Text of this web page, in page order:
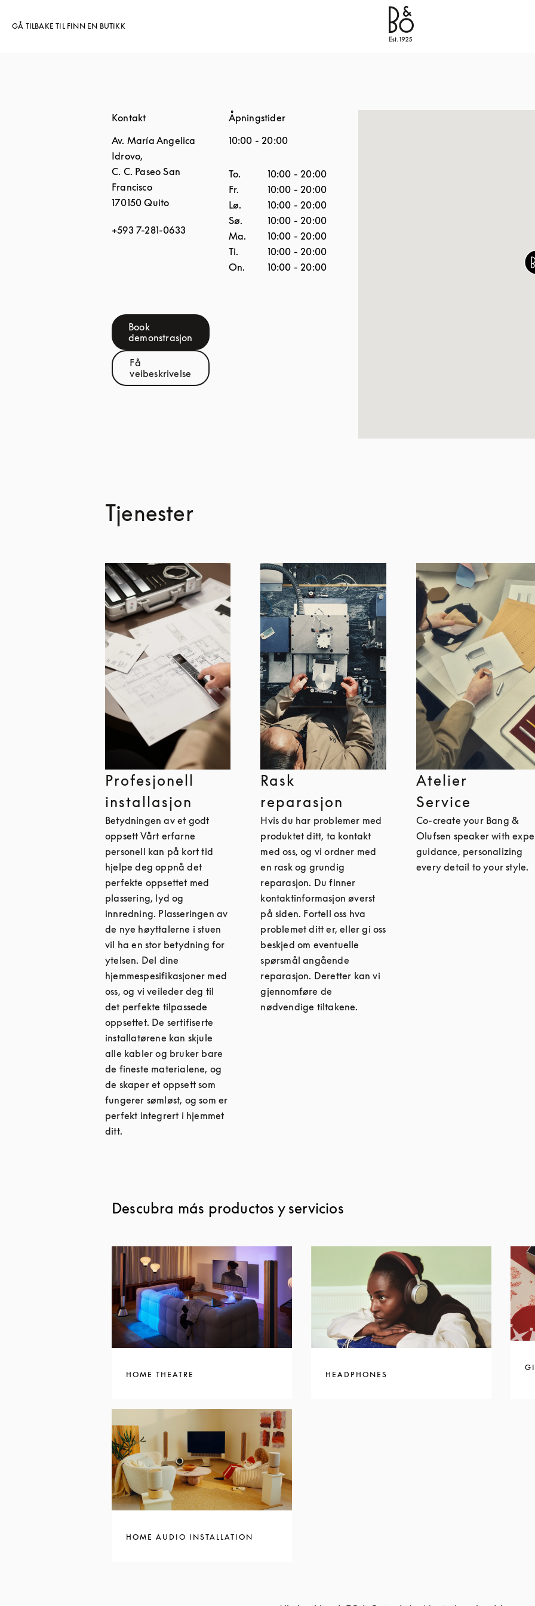
GÅ TILBAKE TIL FINN EN BUTIKK
Bang & Olufsen - Exist to Create
Kontakt
Av. María Angelica
Idrovo,
C. C. Paseo San
Francisco
170150 Quito
+593 7-281-0633
Book
demonstrasjonLink Opens in New Tab
Få
veibeskrivelseLink Opens in New Tab
Åpningstider
10:00 -20:00
Ukedag Åpningstider
To. 10:00 -20:00
Fr.
10:00 -20:00
Lø.
10:00 -20:00
Sø.
10:00 -20:00
Ma.
10:00 -20:00
Ti.
10:00 -20:00
On.
10:00 -20:00
Tjenester
Profesjonell
installasjon
Betydningen av et godt
oppsett Vårt erfarne
personell kan på kort tid
hjelpe deg oppnå det
perfekte oppsettet med
plassering, lyd og
innredning. Plasseringen av
de nye høyttalerne i stuen
vil ha en stor betydning for
ytelsen. Del dine
hjemmespesifikasjoner med
oss, og vi veileder deg til
det perfekte tilpassede
oppsettet. De sertifiserte
installatørene kan skjule
alle kabler og bruker bare
de fineste materialene, og
de skaper et oppsett som
fungerer sømløst, og som er
perfekt integrert i hjemmet
ditt.
Rask
reparasjon
Hvis du har problemer med
produktet ditt, ta kontakt
med oss, og vi ordner med
en rask og grundig
reparasjon. Du finner
kontaktinformasjon øverst
på siden. Fortell oss hva
problemet ditt er, eller gi oss
beskjed om eventuelle
spørsmål angående
reparasjon. Deretter kan vi
gjennomføre de
nødvendige tiltakene.
Atelier
Service
Co-create your Bang &
Olufsen speaker with
guidance, personalizing
every detail to your style.
Descubra más productos y servicios
HOME THEATRE HEADPHONES
HOME AUDIO INSTALLATION